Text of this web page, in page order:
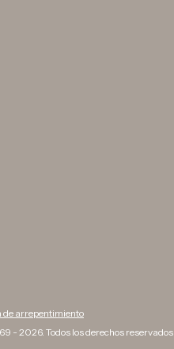
de arrepentimiento
- 2026. Todos los derechos reservados.